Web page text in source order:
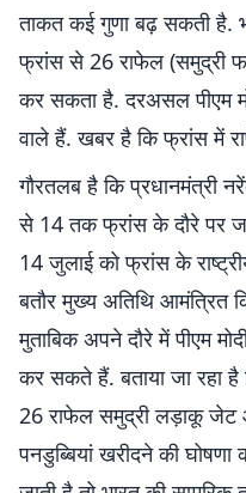
ताकत कई गुणा बढ़ सकती है.
फ्रांस से 26 राफेल (समुद्री
कर सकता है. दरअसल पीएम
वाले हैं. खबर है कि फ्रांस में
गौरतलब है कि प्रधानमंत्री
से 14 तक फ्रांस के दौरे पर
14 जुलाई को फ्रांस के
बतौर मुख्य अतिथि आमंत्रित
मुताबिक अपने दौरे में पीएम
कर सकते हैं. बताया जा रहा है
26 राफेल समुद्री लड़ाकू जेट
पनडुब्बियां खरीदने की